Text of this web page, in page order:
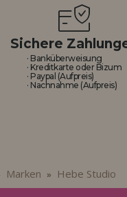
Sichere
· Banküberweisung
· Kreditkarte oder Bizum
· Paypal (Aufpreis)
· Nachnahme (Aufpreis)
Marken » Hebe Studio